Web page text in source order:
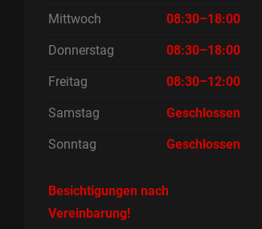
Mittwoch 08:30–18:00
Donnerstag 08:30–18:00
Freitag 08:30–12:00
Samstag Geschlossen
Sonntag Geschlossen
Besichtigungen nach
Vereinbarung!